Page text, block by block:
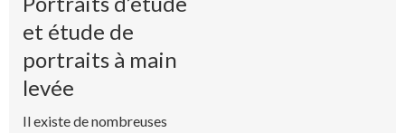
et étude de
portraits à main
levée
Il existe de nombreuses